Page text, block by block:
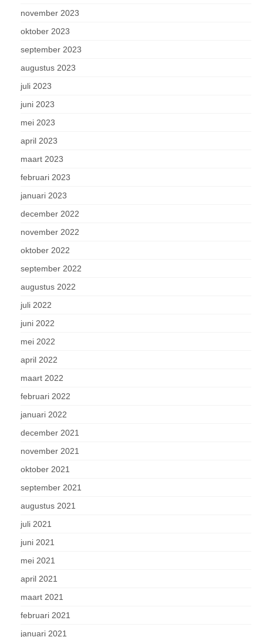
november 2023
oktober 2023
september 2023
augustus 2023
juli 2023
juni 2023
mei 2023
april 2023
maart 2023
februari 2023
januari 2023
december 2022
november 2022
oktober 2022
september 2022
augustus 2022
juli 2022
juni 2022
mei 2022
april 2022
maart 2022
februari 2022
januari 2022
december 2021
november 2021
oktober 2021
september 2021
augustus 2021
juli 2021
juni 2021
mei 2021
april 2021
maart 2021
februari 2021
januari 2021